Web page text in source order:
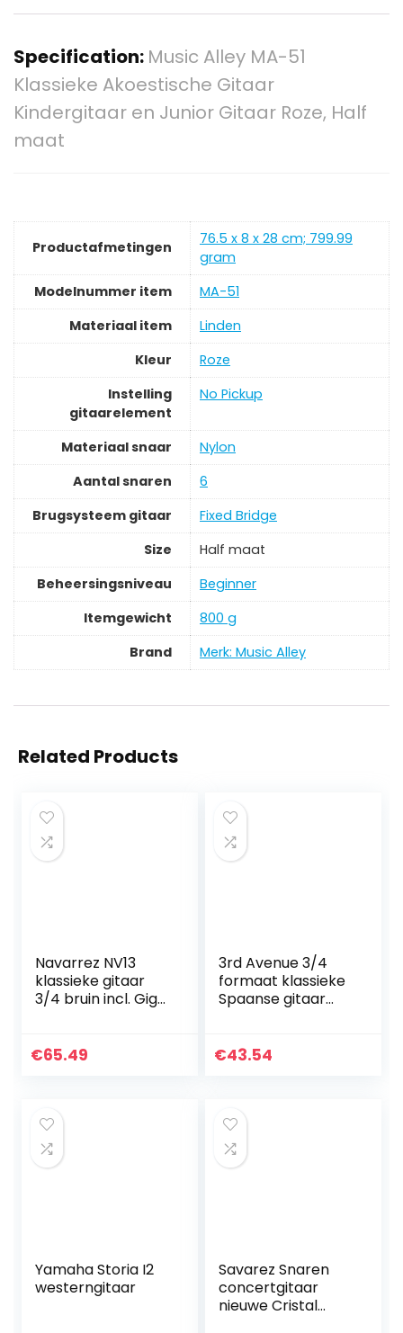
Specification: Music Alley MA-51
Klassieke Akoestische Gitaar
Kindergitaar en Junior Gitaar Roze, Half
maat
Productafmetingen
‎76.5 x 8 x 28 cm; 799.99
gram
Modelnummer item
‎MA-51
Materiaal item
‎Linden
Kleur
‎Roze
Instelling
gitaarelement
‎No Pickup
Materiaal snaar
‎Nylon
Aantal snaren
‎6
Brugsysteem gitaar
‎Fixed Bridge
Size
‎Half maat
Beheersingsniveau
‎Beginner
Itemgewicht
‎800 g
Brand
Merk: Music Alley
Related Products
Navarrez NV13
klassieke gitaar
3/4 bruin incl. Gig
€65.49
3rd Avenue 3/4
formaat klassieke
Spaanse gitaar
met nylon snaren,
€43.54
Yamaha Storia I2
westerngitaar
Savarez Snaren
concertgitaar
nieuwe Cristal